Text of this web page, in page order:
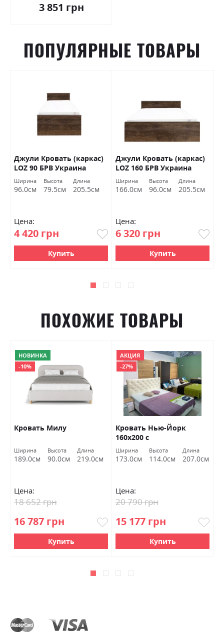
3 851 грн
ПОПУЛЯРНЫЕ ТОВАРЫ
Джули Кровать (каркас)
LOZ 90 БРВ Украина
Ширина
96.0см
Высота
79.5см
Длина
205.5см
Цена:
4 420 грн
Купить
Джули Кровать (каркас)
LOZ 160 БРВ Украина
Ширина
166.0см
Высота
96.0см
Длина
205.5см
Цена:
6 320 грн
Купить
ПОХОЖИЕ ТОВАРЫ
НОВИНКА
-10%
Кровать Милу
Ширина
189.0см
Высота
90.0см
Длина
219.0см
Цена:
16 787 грн
18 652 грн
Купить
АКЦИЯ
-27%
Кровать Нью-Йорк
160х200 с
металлическим
каркасом у тк. Лакшері
Ширина
173.0см
Высота
114.0см
Длина
207.0см
Цена:
15 177 грн
20 790 грн
Купить